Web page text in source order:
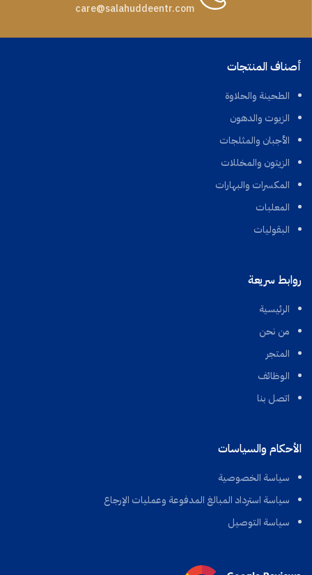
care@salahuddeentr.com
أصناف المنتجات
الطحينة والحلاوة
الزيوت والدهون
الأجبان والمثلجات
الزيتون والمخللات
المكسرات والبهارات
المعلبات
البقوليات
روابط سريعة
الرئيسية
من نحن
المتجر
الوظائف
اتصل بنا
الأحكام والسياسات
سياسة الخصوصية
سياسة استرداد المبالغ المدفوعة وعمليات الإرجاع
سياسة التوصيل